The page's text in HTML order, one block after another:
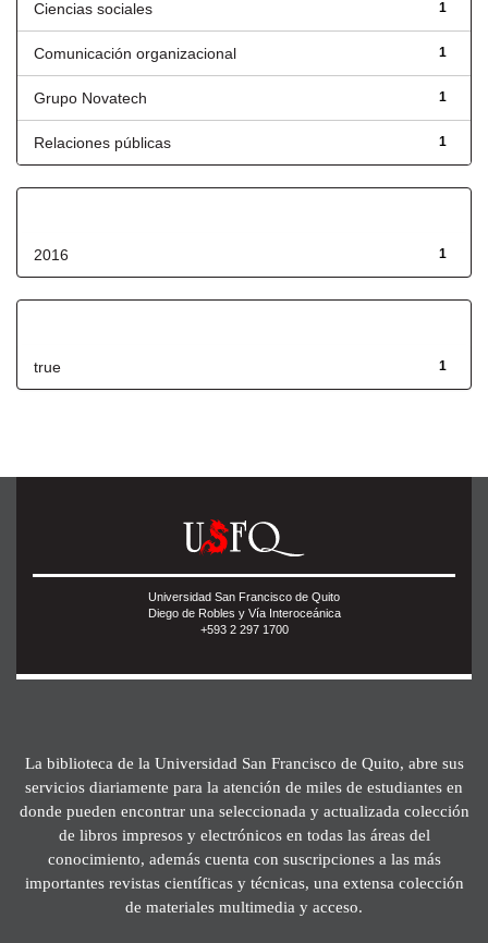
1
Ciencias sociales
1
Comunicación organizacional
1
Grupo Novatech
1
Relaciones públicas
1
2016
1
true
Universidad San Francisco de Quito
Diego de Robles y Vía Interoceánica
+593 2 297 1700
La biblioteca de la Universidad San Francisco de Quito, abre sus
servicios diariamente para la atención de miles de estudiantes en
donde pueden encontrar una seleccionada y actualizada colección
de libros impresos y electrónicos en todas las áreas del
conocimiento, además cuenta con suscripciones a las más
importantes revistas científicas y técnicas, una extensa colección
de materiales multimedia y acceso.